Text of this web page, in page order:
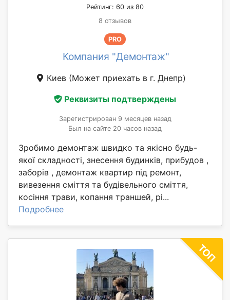
Рейтинг: 60 из 80
8 отзывов
PRO
Компания "Демонтаж"
Киев (Может приехать в г. Днепр)
Реквизиты подтверждены
Зарегистрирован 9 месяцев назад
Был на сайте 20 часов назад
Зробимо демонтаж швидко та якісно будь-
якої складності, знесення будинків, прибудов ,
заборів , демонтаж квартир під ремонт,
вивезення сміття та будівельного сміття,
косіння трави, копання траншей, рі...
Подробнее